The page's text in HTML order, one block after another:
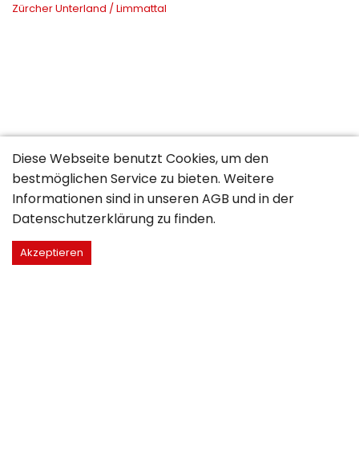
Zürcher Unterland / Limmattal
Diese Webseite benutzt Cookies, um den
bestmöglichen Service zu bieten. Weitere
Informationen sind in unserenAGB und in der
Datenschutzerklärung zu finden.
Akzeptieren